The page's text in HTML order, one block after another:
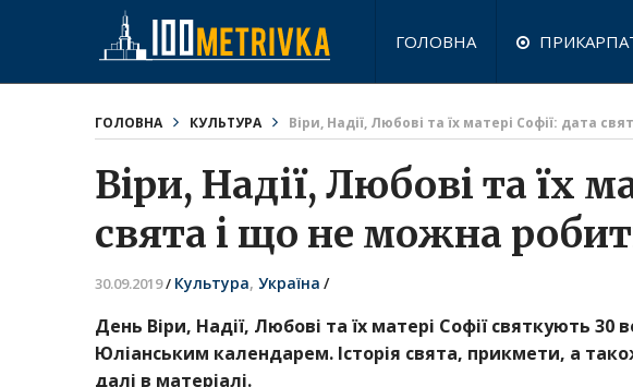
ГОЛОВНА
ГОЛОВНА КУЛЬТУРА Віри, Надії, Любові та їх матері Софії: дата
Віри, Надії, Любові та їх
свята і що не можна
30.09.2019/ Культура, Україна /
День Віри, Надії, Любові та їх матері Софії святкують 30
Юліанським календарем. Історія свята, прикмети, а
далі в матеріалі.